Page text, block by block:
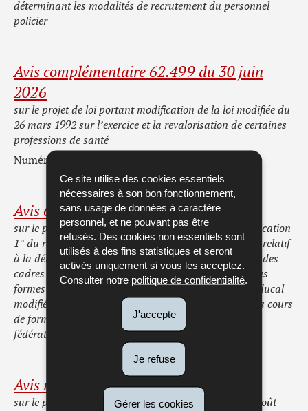
Ce site utilise des cookies essentiels
nécessaires à son bon fonctionnement,
sans usage de données à caractère
personnel, et ne pouvant pas être
refusés. Des cookies non essentiels sont
utilisés à des fins statistiques et seront
activés uniquement si vous les acceptez.
Consulter notre politique de confidentialité.
J'accepte
Je refuse
Gérer les cookies
déterminant les modalités de recrutement du personnel
policier
Avis complémentaire 62.499 du 30 juin
2026
sur le projet de loi portant modification de la loi modifiée du
26 mars 1992 sur l’exercice et la revalorisation de certaines
professions de santé
Numéro parlementaire: 8714
Avis 62.497 du 30 juin 2026
sur le projet de règlement grand-ducal portant modification
1° du règlement grand-ducal modifié du 20 mai 2021 relatif
à la détermination et à l’organisation des formations des
cadres techniques et administratifs pour les différentes
formes d’activités sportives ; 2° du règlement grand-ducal
modifié du 16 janvier 1990 portant restructuration des cours
de formation des juges et arbitres dans l’intérêt des
fédérations et sociétés sportives
Avis rectificatif 62.496 du 30 juin 2026
sur le projet de loi modifiant 1° la loi modifiée du 10 août